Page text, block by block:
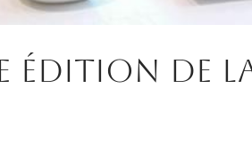
édition de